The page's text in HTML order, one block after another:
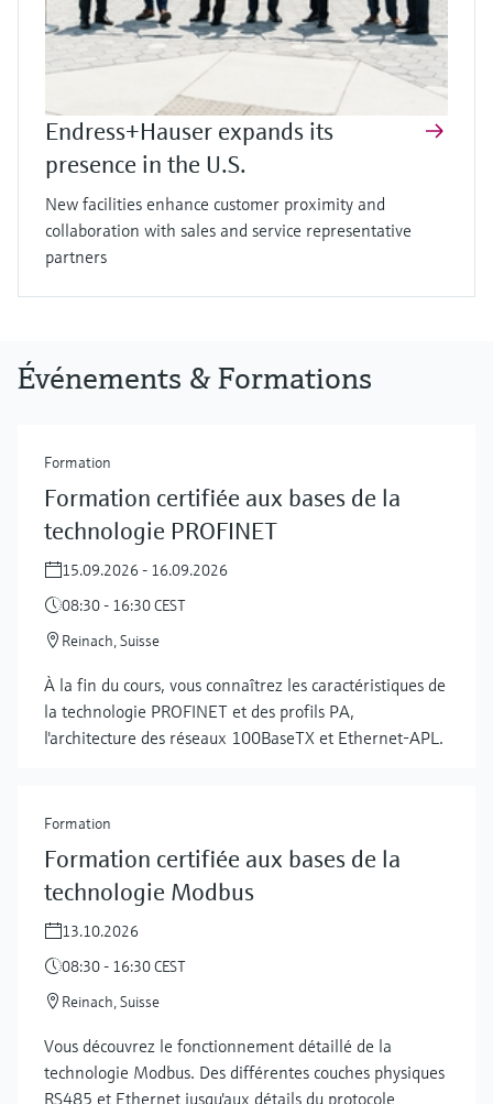
Endress+Hauser expands its
presence in the U.S.
New facilities enhance customer proximity and
collaboration with sales and service representative
partners
Événements & Formations
Formation
Formation certifiée aux bases de la
technologie PROFINET
15.09.2026 - 16.09.2026
08:30 - 16:30 CEST
Reinach, Suisse
À la fin du cours, vous connaîtrez les caractéristiques de
la technologie PROFINET et des profils PA,
l'architecture des réseaux 100BaseTX et Ethernet-APL.
Formation
Formation certifiée aux bases de la
technologie Modbus
13.10.2026
08:30 - 16:30 CEST
Reinach, Suisse
Vous découvrez le fonctionnement détaillé de la
technologie Modbus. Des différentes couches physiques
RS485 et Ethernet jusqu'aux détails du protocole